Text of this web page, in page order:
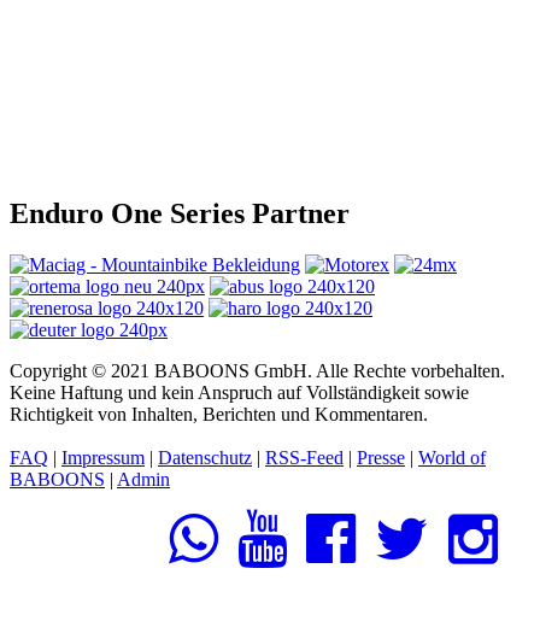
Enduro One Series Partner
Copyright © 2021 BABOONS GmbH. Alle Rechte vorbehalten.
Keine Haftung und kein Anspruch auf Vollständigkeit sowie
Richtigkeit von Inhalten, Berichten und Kommentaren.
FAQ | Impressum | Datenschutz | RSS-Feed | Presse | World of
BABOONS | Admin